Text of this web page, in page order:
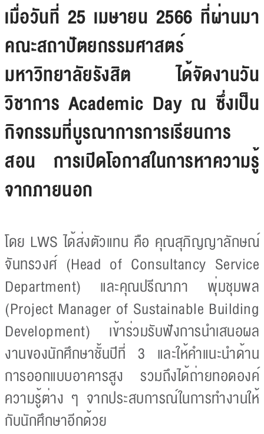
เมื่อวันที่ 25 เมษายน 2566 ที่ผ่านมา
คณะสถาปัตยกรรมศาสตร์
มหาวิทยาลัยรังสิต ได้จัดงานวัน
วิชาการ Academic Day ณ ซึ่งเป็น
กิจกรรมที่บูรณาการการเรียนการ
สอน การเปิดโอกาสในการหาความรู้
จากภายนอก
โดย LWS ได้ส่งตัวแทน คือ คุณสุภิญญาลักษณ์
จันทรวงศ์ (Head of Consultancy Service
Department) และคุณปรีณาภา พุ่มชุมพล
(Project Manager of Sustainable Building
Development) เข้าร่วมรับฟังการนำเสนอผล
งานของนักศึกษาชั้นปีที่ 3 และให้คำแนะนำด้าน
การออกแบบอาคารสูง รวมถึงได้ถ่ายทอดองค์
ความรู้ต่าง ๆ จากประสบการณ์ในการทำงานให้
กับนักศึกษาอีกด้วย